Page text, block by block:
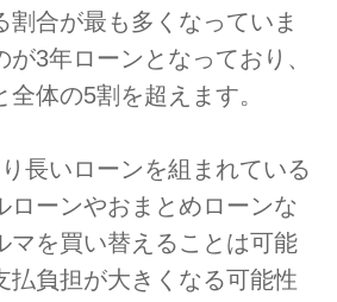
割合が最も多くなっていま
3年ローンとなっており、
体の5割を超えます。
長いローンを組まれている
ローンやおまとめローンな
マを買い替えることは可能
払負担が大きくなる可能性